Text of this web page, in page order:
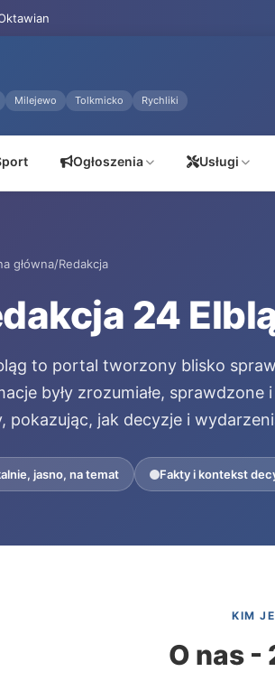
Milejewo Tolkmicko Rychliki
Ogłoszenia Usługi
główna/Redakcja
24
to portal tworzony blisko
były zrozumiałe,
pokazując, jak decyzje i
jasno, na temat Fakty i kontekst
KIM
O nas -